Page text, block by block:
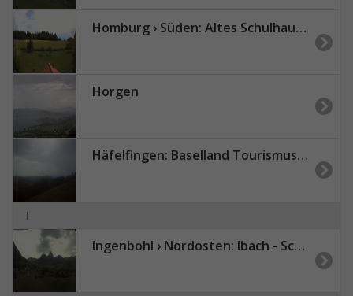
Homburg › Süden: Altes Schulhaus Salen
Horgen
Häfelfingen: Baselland Tourismus - Bad Ramsach, Läufelfingen
I
Ingenbohl › Nordosten: Ibach - Schwyz - Rickenbach - Grosser Mythen - Kleiner Mythen - Holzegg - Haggenegg - Rothenfluh